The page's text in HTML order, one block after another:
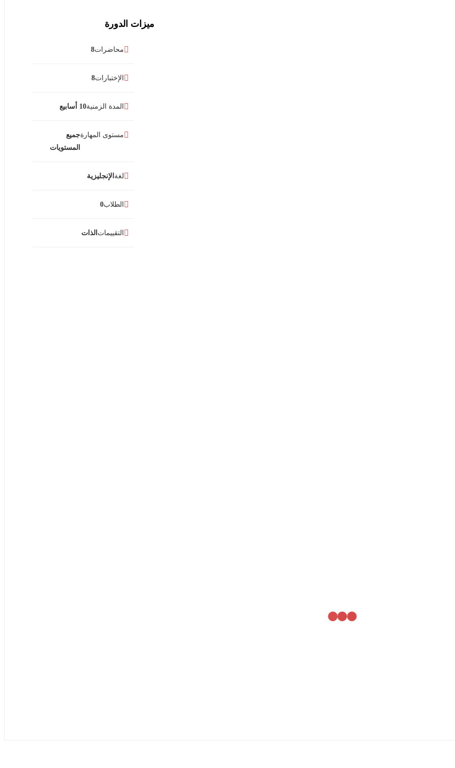
ميزات الدورة
محاضرات8
الإختبارات8
المدة الزمنية10 أسابيع
مستوى المهارةجميع
المستويات
لغة الإنجليزية
الطلاب0
التقييمات الذات